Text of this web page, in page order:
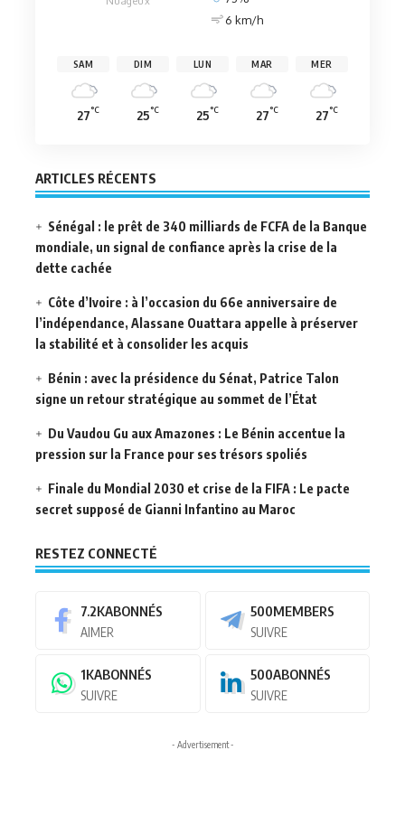
6 km/h
SAM
27°C
DIM
25°C
LUN
25°C
MAR
27°C
MER
27°C
ARTICLES RÉCENTS
Sénégal : le prêt de 340 milliards de FCFA de la Banque
mondiale, un signal de confiance après la crise de la
dette cachée
Côte d’Ivoire : à l’occasion du 66e anniversaire de
l’indépendance, Alassane Ouattara appelle à préserver
la stabilité et à consolider les acquis
Bénin : avec la présidence du Sénat, Patrice Talon
signe un retour stratégique au sommet de l’État
Du Vaudou Gu aux Amazones : Le Bénin accentue la
pression sur la France pour ses trésors spoliés
Finale du Mondial 2030 et crise de la FIFA : Le pacte
secret supposé de Gianni Infantino au Maroc
RESTEZ CONNECTÉ
7.2KABONNÉS
AIMER
500MEMBERS
SUIVRE
1KABONNÉS
SUIVRE
500ABONNÉS
SUIVRE
- Advertisement -